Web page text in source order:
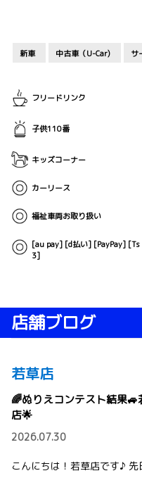
新車 中古車（U-Car) サ
フリードリンク
子供110番
キッズコーナー
カーリース
福祉車両お取り扱い
[au pay] [d払い] [PayPay] [Ts
3]
店舗ブログ
若草店
🌈ぬりえコンテスト結果🚙
店🌟
2026.07.30
こんにちは！若草店です♪ 先